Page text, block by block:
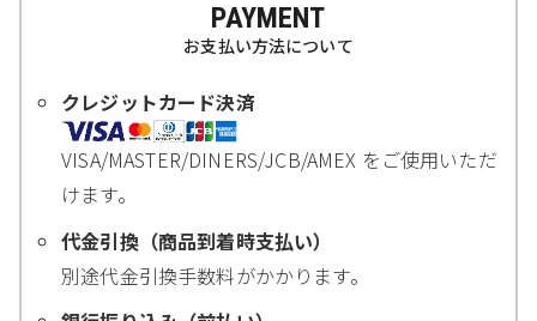
PAYMENT
お支払い方法について
クレジットカード決済
VISA/MASTER/DINERS/JCB/AMEX をご使用いただ
けます。
代金引換（商品到着時支払い）
別途代金引換手数料がかかります。